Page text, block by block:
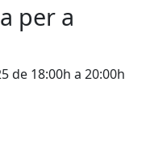
per a
de 18:00h a 20:00h